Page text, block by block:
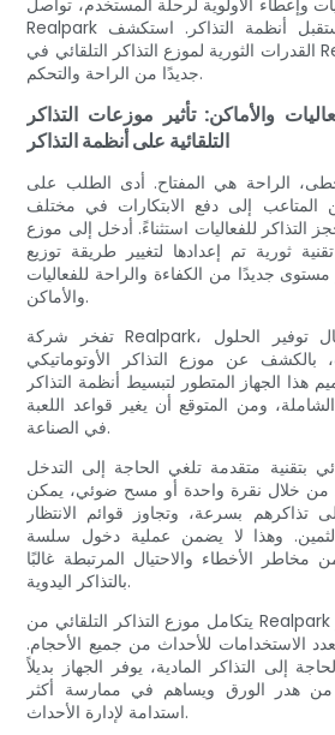
وإعطاء الأولوية لرحلة المستخدم، تواصل
Realpark دفع الابتكار وتشكيل مستقبل أنظمة التذاكر. استكشف
القدرات الثورية لموزع التذاكر التلقائي في Realpark اليوم وافتح عالمًا
جديدًا من الراحة والتحكم.
والأماكن: تأثير موزعات التذاكر
التلقائية على أنظمة التذاكر
الراحة هي المفتاح. أدى الطلب على
إلى دفع الابتكارات في مختلف
التذاكر للفعاليات استثناءً. أدخل إلى موزع
ثورية تم إعدادها لتغيير طريقة توزيع
مستوى جديدًا من الكفاءة والراحة للفعاليات
والأماكن.
تفخر شركة Realpark، الشركة الرائدة في مجال توفير الحلول
بالكشف عن موزع التذاكر الأوتوماتيكي
هذا الجهاز المتطور لتبسيط أنظمة التذاكر
ومن المتوقع أن يغير قواعد اللعبة
في الصناعة.
بتقنية متقدمة تلغي الحاجة إلى التدخل
من خلال نقرة واحدة أو مسح ضوئي، يمكن
بسرعة، وتجاوز قوائم الانتظار
وهذا لا يضمن عملية دخول سلسة
الأخطاء والاحتيال المرتبطة غالبًا
بالتذاكر اليدوية.
يتكامل موزع التذاكر التلقائي من Realpark بسلاسة مع أنظمة التذاكر
الاستخدامات للأحداث من جميع الأحجام.
إلى التذاكر المادية، يوفر الجهاز بديلاً
من هدر الورق ويساهم في ممارسة أكثر
استدامة لإدارة الأحداث.